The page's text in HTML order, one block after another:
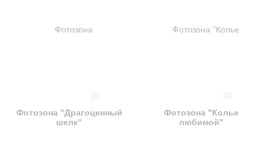
(0)
Фотозона "Драгоценный
шелк"
(0)
Фотозона "Колье
любимой"